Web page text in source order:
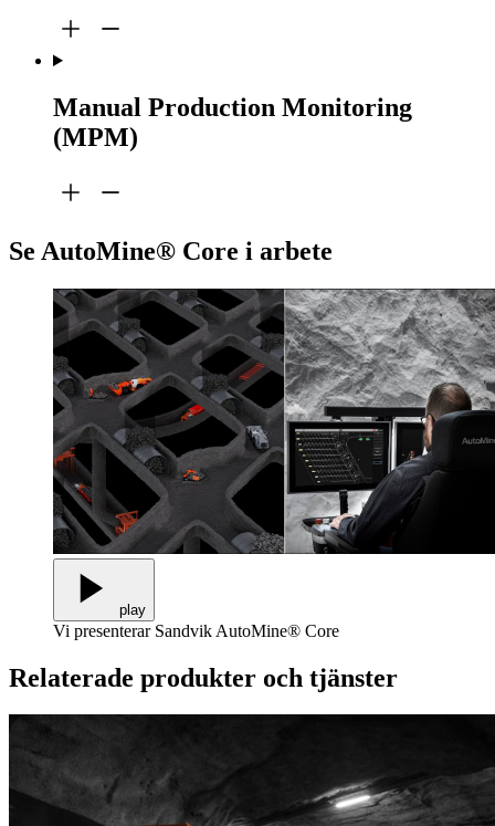
Manual Production Monitoring
(MPM)
Se AutoMine® Core i arbete
play
Vi presenterar Sandvik AutoMine® Core
Relaterade produkter och tjänster